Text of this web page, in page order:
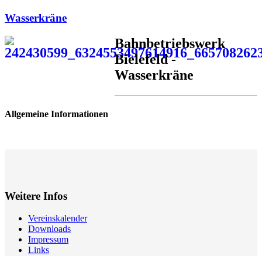
Wasserkräne
Bahnbetriebswerk
Bielefeld -
Wasserkräne
Allgemeine Informationen
Weitere Infos
Vereinskalender
Downloads
Impressum
Links